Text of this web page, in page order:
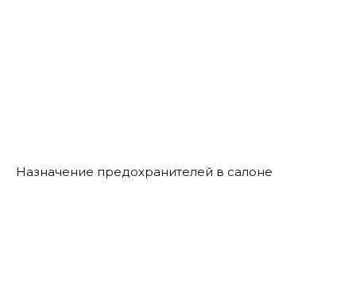
Назначение предохранителей в салоне